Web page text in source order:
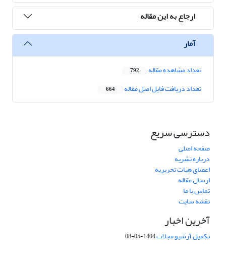
ارجاع به این مقاله
آمار
تعداد مشاهده مقاله 792
تعداد دریافت فایل اصل مقاله 664
دسترسی سریع
صفحه اصلی
درباره نشریه
اعضای هیات تحریریه
ارسال مقاله
تماس با ما
نقشه سایت
آخرین اخبار
تکمیل آرشیو مجلات1404-05-08